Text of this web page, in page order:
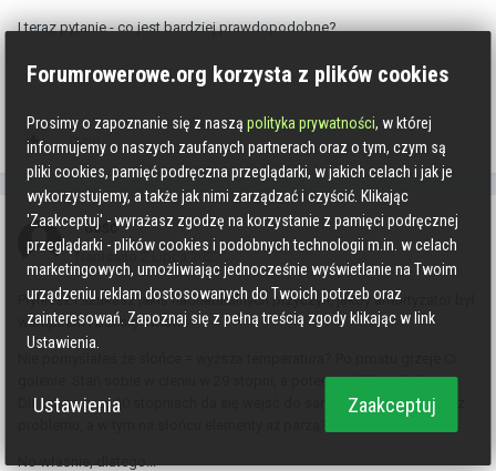
I teraz pytanie - co jest bardziej prawdopodobne?
Cytuj
GOŚĆ
Napisano 2 Lipca 2022
Płyniesz i szukasz jakiś nadnaturalnych przyczyn, jakby amortyzator był
wampirem i bał się światła.
golenie. Stań sobie w cieniu w 29 stopni, a potem wyjdź na słońce.
Dlaczego przy 30 stopniach da się wejść do samochodu w cieniu bez
No właśnie, dlatego...
Forumrowerowe.org korzysta z plików cookies
Prosimy o zapoznanie się z nasząpolityka prywatności, w której
informujemy o naszych zaufanych partnerach oraz o tym, czym są
pliki cookies, pamięć podręczna przeglądarki, w jakich celach i jak je
wykorzystujemy, a także jak nimi zarządzać i czyścić. Klikając
'Zaakceptuj' - wyrażasz zgodzę na korzystanie z pamięci podręcznej
przeglądarki - plików cookies i podobnych technologii m.in. w celach
marketingowych, umożliwiając jednocześnie wyświetlanie na Twoim
urządzeniu reklam dostosowanych do Twoich potrzeb oraz
zainteresowań. Zapoznaj się z pełną treścią zgody klikając w link
Ustawienia.
Ustawienia Zaakceptuj